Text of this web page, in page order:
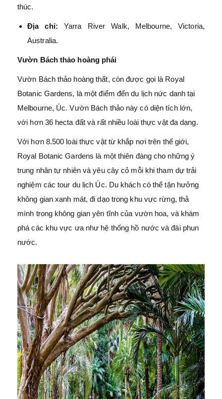
thúc.
Địa chỉ:
Yarra River Walk, Melbourne, Victoria,
Australia.
Vườn Bách thảo hoàng phái
Vườn Bách thảo hoàng thất, còn được gọi là Royal
Botanic Gardens, là một điểm đến du lịch nức danh tại
Melbourne, Úc. Vườn Bách thảo này có diện tích lớn,
với hơn 36 hecta đất và rất nhiều loài thực vật đa dạng.
Với hơn 8.500 loài thực vật từ khắp nơi trên thế giới,
Royal Botanic Gardens là một thiên đàng cho những ý
trung nhân tự nhiên và yêu cây cỏ mỗi khi tham dự trải
nghiệm các tour du lịch Úc. Du khách có thể tận hưởng
không gian xanh mát, đi dạo trong khu vực rừng, thả
mình trong không gian yên tĩnh của vườn hoa, và khám
phá các khu vực ưa như hệ thống hồ nước và đài phun
nước.